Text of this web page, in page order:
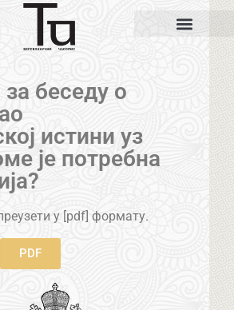
беседу о
истини уз
је потребна
у [pdf] формату.
PDF